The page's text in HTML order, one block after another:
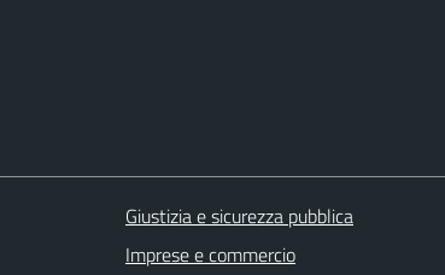
Giustizia e sicurezza pubblica
Imprese e commercio